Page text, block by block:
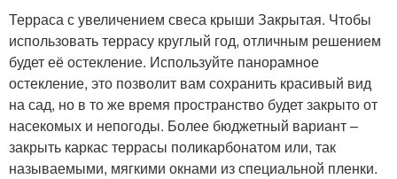
Терраса с увеличением свеса крыши Закрытая. Чтобы
использовать террасу круглый год, отличным решением
будет её остекление. Используйте панорамное
остекление, это позволит вам сохранить красивый вид
на сад, но в то же время пространство будет закрыто от
насекомых и непогоды. Более бюджетный вариант –
закрыть каркас террасы поликарбонатом или, так
называемыми, мягкими окнами из специальной пленки.